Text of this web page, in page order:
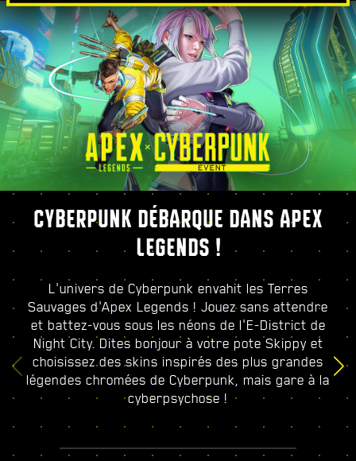
CYBERPUNK DÉBARQUE DANS APEX
LEGENDS !
L'univers de Cyberpunk envahit les Terres
Sauvages d'Apex Legends ! Jouez sans attendre
et battez-vous sous les néons de l'E-District de
Night City. Dites bonjour à votre pote Skippy et
choisissez des skins inspirés des plus grandes
légendes chromées de Cyberpunk, mais gare à la
cyberpsychose !